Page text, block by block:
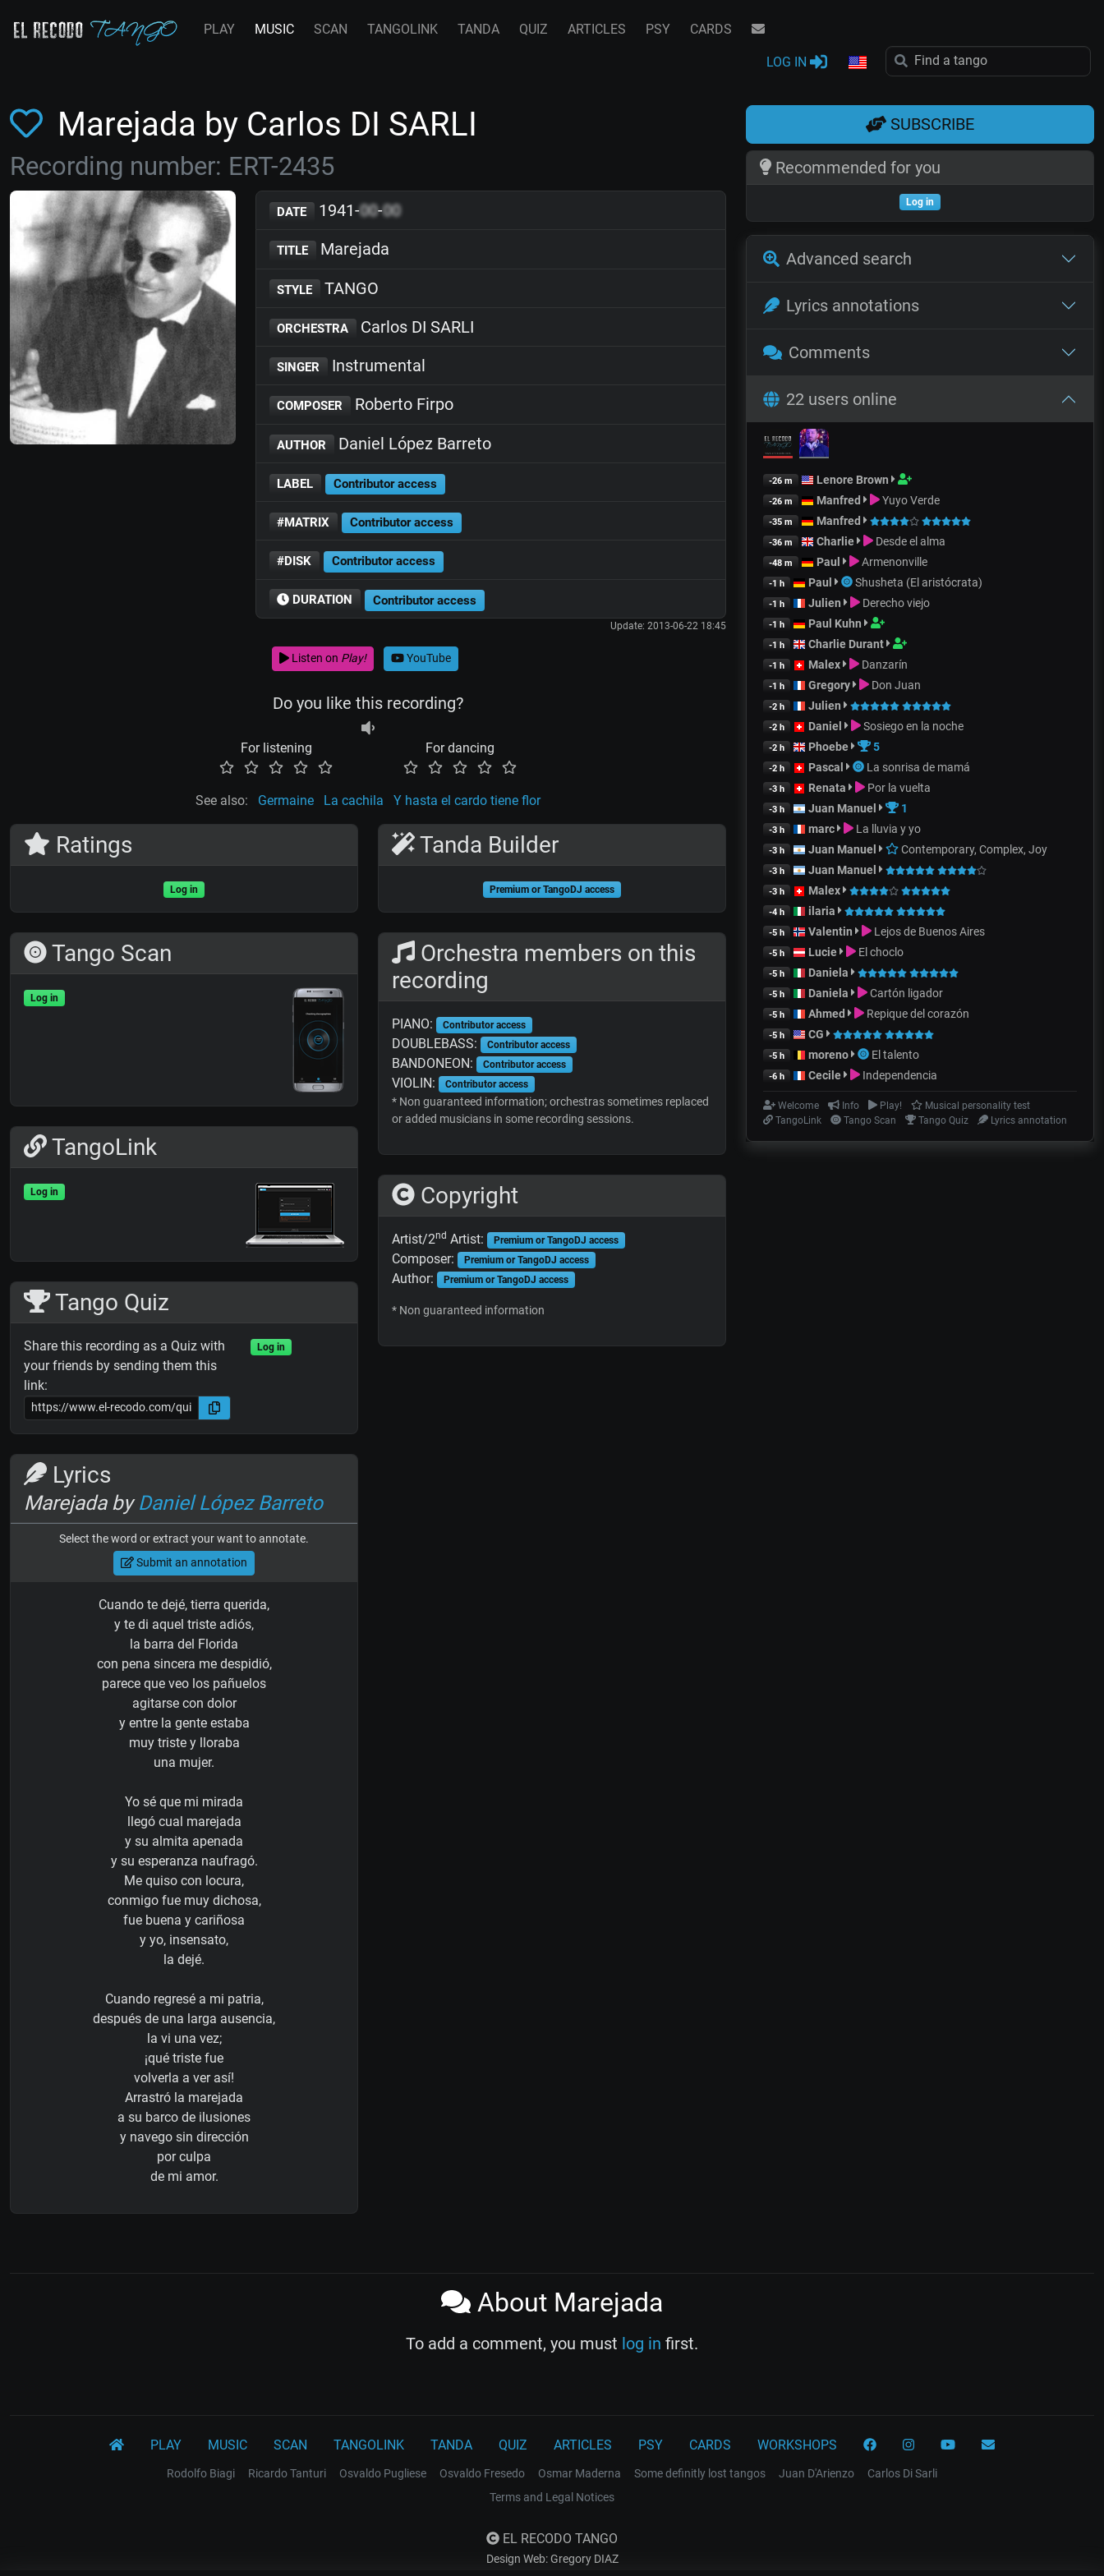
PLAY MUSIC SCAN TANGOLINK TANDA QUIZ ARTICLES PSY CARDS
LOG IN
Marejada by Carlos DI SARLI
Recording number: ERT-2435
DATE 1941-00-00
TITLE Marejada
STYLE TANGO
ORCHESTRA Carlos DI SARLI
SINGER Instrumental
COMPOSER Roberto Firpo
AUTHOR Daniel López Barreto
LABEL Contributor access
#MATRIX Contributor access
#DISK Contributor access
DURATION Contributor access
Update: 2013-06-22 18:45
Listen on Play! YouTube
Do you like this recording?
For listening For dancing
See also: Germaine La cachila Y hasta el cardo tiene flor
Ratings
Log in
Tango Scan
Log in
TangoLink
Log in
Tango Quiz
Share this recording as a Quiz with
your friends by sending them this
link:
Log in
Lyrics
Marejada byDaniel López Barreto
Select the word or extract your want to annotate.
Submit an annotation
Cuando te dejé, tierra querida,
y te di aquel triste adiós,
la barra del Florida
con pena sincera me despidió,
parece que veo los pañuelos
agitarse con dolor
y entre la gente estaba
muy triste y lloraba
una mujer.
Yo sé que mi mirada
llegó cual marejada
y su almita apenada
y su esperanza naufragó.
Me quiso con locura,
conmigo fue muy dichosa,
fue buena y cariñosa
y yo, insensato,
la dejé.
Cuando regresé a mi patria,
después de una larga ausencia,
la vi una vez;
¡qué triste fue
volverla a ver así!
Arrastró la marejada
a su barco de ilusiones
y navego sin dirección
por culpa
de mi amor.
Tanda Builder
Premium or TangoDJ access
Orchestra members on this
recording
PIANO: Contributor access
DOUBLEBASS: Contributor access
BANDONEON: Contributor access
VIOLIN: Contributor access
* Non guaranteed information; orchestras sometimes replaced
or added musicians in some recording sessions.
Copyright
Artist/2nd Artist: Premium or TangoDJ access
Composer: Premium or TangoDJ access
Author: Premium or TangoDJ access
* Non guaranteed information
SUBSCRIBE
Recommended for you
Log in
Advanced search
Lyrics annotations
Comments
22 users online
-26 m Lenore Brown
-26 m Manfred Yuyo Verde
-35 m Manfred
-36 m Charlie Desde el alma
-48 m Paul Armenonville
-1 h Paul Shusheta (El aristócrata)
-1 h Julien Derecho viejo
-1 h Paul Kuhn
-1 h Charlie Durant
-1 h Malex Danzarín
-1 h Gregory Don Juan
-2 h Julien
-2 h Daniel Sosiego en la noche
-2 h Phoebe 5
-2 h Pascal La sonrisa de mamá
-3 h Renata Por la vuelta
-3 h Juan Manuel 1
-3 h marc La lluvia y yo
-3 h Juan Manuel Contemporary, Complex, Joy
-3 h Juan Manuel
-3 h Malex
-4 h ilaria
-5 h Valentin Lejos de Buenos Aires
-5 h Lucie El choclo
-5 h Daniela
-5 h Daniela Cartón ligador
-5 h Ahmed Repique del corazón
-5 h CG
-5 h moreno El talento
-6 h Cecile Independencia
Welcome Info Play!
Musical personality test
TangoLink
Tango Scan Tango Quiz Lyrics annotation
About Marejada
To add a comment, you must log in first.
PLAY MUSIC SCAN TANGOLINK TANDA QUIZ ARTICLES PSY CARDS WORKSHOPS
Rodolfo Biagi Ricardo Tanturi Osvaldo Pugliese Osvaldo Fresedo Osmar Maderna Some definitly lost tangos Juan D'Arienzo
Carlos Di Sarli
Terms and Legal Notices
EL RECODO TANGO
Design Web: Gregory DIAZ